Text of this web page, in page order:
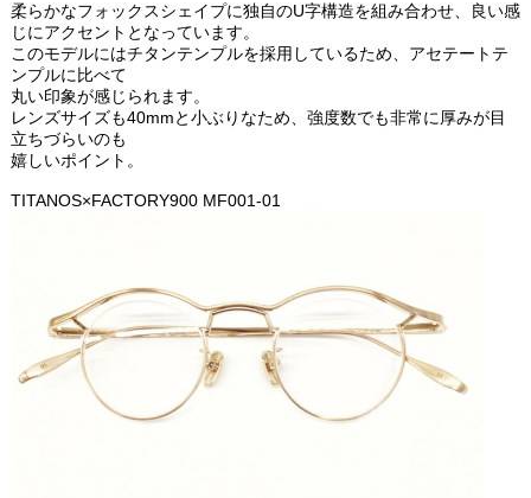
柔らかなフォックスシェイプに独自のU字構造を組み合わせ、良い感
じにアクセントとなっています。
このモデルにはチタンテンプルを採用しているため、アセテートテ
ンプルに比べて
丸い印象が感じられます。
レンズサイズも40mmと小ぶりなため、強度数でも非常に厚みが目
立ちづらいのも
嬉しいポイント。
TITANOS×FACTORY900 MF001-01